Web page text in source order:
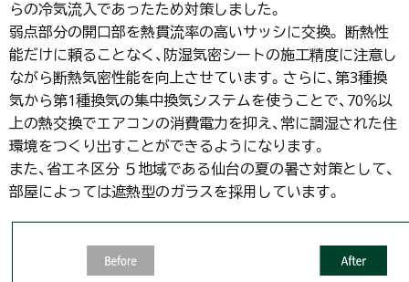
らの冷気流入であったため対策しました。
弱点部分の開口部を熱貫流率の高いサッシに交換。 断熱性
能だけに頼ることなく、防湿気密シートの施工精度に注意し
ながら断熱気密性能を向上させています。さらに、第3種換
気から第1種換気の集中換気システムを使うことで、70％以
上の熱交換でエアコンの消費電力を抑え、常に調湿された住
環境をつくり出すことができるようになります。
また、省エネ区分 ５地域である仙台の夏の暑さ対策として、
部屋によっては遮熱型のガラスを採用しています。